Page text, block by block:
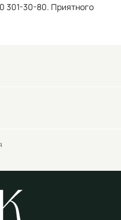
301-30-80. Приятного